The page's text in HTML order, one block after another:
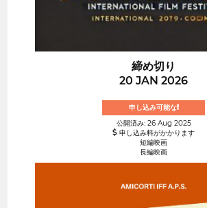
締め切り
20 JAN 2026
申し込み可能な!
公開済み: 26 Aug 2025
申し込み料がかかります
短編映画
長編映画